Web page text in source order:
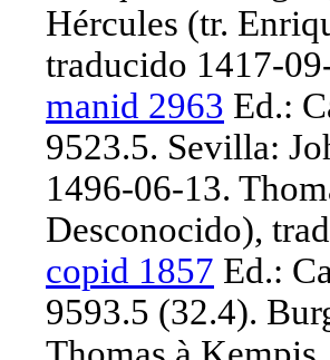
Hércules (tr.
traducido 1417-
manid 2963 Ed.:
9523.5. Sevilla:
1496-06-13.
Desconocido),
copid 1857 Ed.:
9593.5 (32.4).